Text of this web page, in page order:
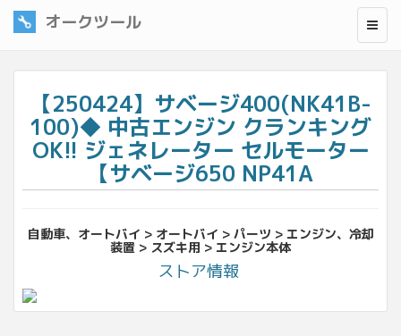
オークツール
【250424】サベージ400(NK41B-
100)◆ 中古エンジン クランキング
OK!! ジェネレーター セルモーター
【サベージ650 NP41A
自動車、オートバイ > オートバイ > パーツ > エンジン、冷却
装置 > スズキ用 > エンジン本体
ストア情報